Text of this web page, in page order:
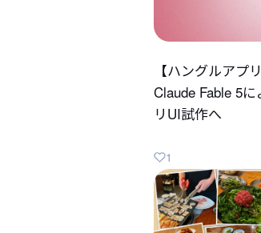
【ハングルアプ
Claude Fable 5
リUI試作へ
1